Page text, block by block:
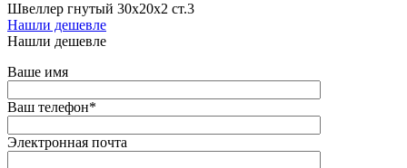
Швеллер гнутый 30х20х2 ст.3
Нашли дешевле
Нашли дешевле
Ваше имя
Ваш телефон*
Электронная почта